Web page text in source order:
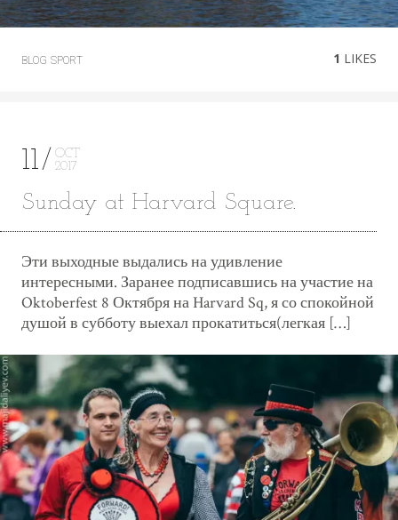
BLOG SPORT 1 LIKES
11
OCT
2017
Sunday at Harvard Square.
Эти выходные выдались на удивление
интересными. Заранее подписавшись на участие на
Oktoberfest 8 Октября на Harvard Sq, я со спокойной
душой в субботу выехал прокатиться(легкая […]